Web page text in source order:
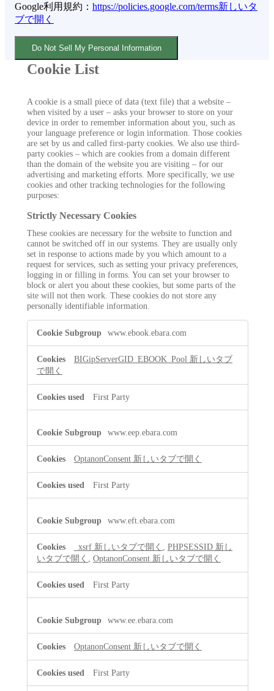
Google利用規約： https://policies.google.com/terms新しいタ
ブで開く
Do Not Sell My Personal Information
Cookie List
A cookie is a small piece of data (text file) that a website –
when visited by a user – asks your browser to store on your
device in order to remember information about you, such as
your language preference or login information. Those cookies
are set by us and called first-party cookies. We also use third-
party cookies – which are cookies from a domain different
than the domain of the website you are visiting – for our
advertising and marketing efforts. More specifically, we use
cookies and other tracking technologies for the following
purposes:
Strictly Necessary Cookies
These cookies are necessary for the website to function and
cannot be switched off in our systems. They are usually only
set in response to actions made by you which amount to a
request for services, such as setting your privacy preferences,
logging in or filling in forms. You can set your browser to
block or alert you about these cookies, but some parts of the
site will not then work. These cookies do not store any
personally identifiable information.
Strictly
Necessary
Cookies
www.ebook.ebara.com
BIGipServerGID_EBOOK_Pool 新しいタブ
で開く
First Party
www.eep.ebara.com
OptanonConsent 新しいタブで開く
First Party
www.eft.ebara.com
_xsrf 新しいタブで開く , PHPSESSID 新し
いタブで開く , OptanonConsent 新しいタブで開く
First Party
www.ee.ebara.com
OptanonConsent 新しいタブで開く
First Party